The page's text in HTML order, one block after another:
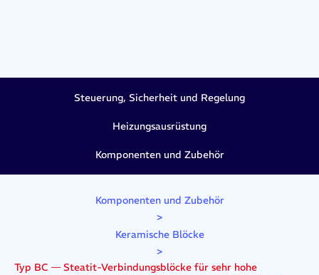
Steuerung, Sicherheit und Regelung
Heizungsausrüstung
Komponenten und Zubehör
Komponenten und Zubehör
>
Keramische Blöcke
>
Typ BC — Steatit-Verbindungsblöcke für sehr hohe